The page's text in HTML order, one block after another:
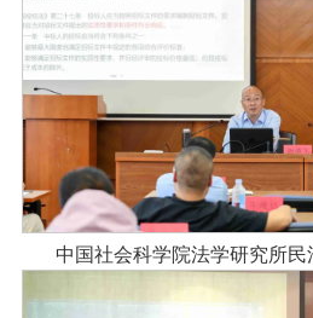
中国社会科学院法学研究所